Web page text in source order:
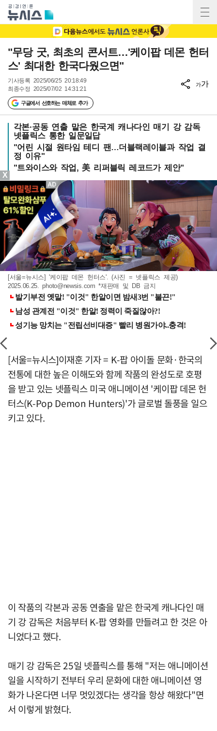
"무당 굿, 최초의 콘서트…'케이팝 데몬 헌터
스' 최대한 한국다웠으면"
기사등록 2025/06/25 20:18:49
최종수정 2025/07/02 14:31:21
구글에서 선호하는 매체로 추가
가가
각본·공동 연출 맡은 한국계 캐나다인 매기 강 감독
넷플릭스 통한 일문일답
"어린 시절 원타임 테디 팬…더블랙레이블과 작업 결
정 이유"
"트와이스와 작업, 美 리퍼블릭 레코드가 제안"
[서울=뉴시스] '케이팝 데몬 헌터스'. (사진 = 넷플릭스 제공)
2025.06.25.photo@newsis.com *재판매 및 DB 금지
[서울=뉴시스]이재훈 기자 = K-팝 아이돌 문화·한국의
전통에 대한 높은 이해도와 함께 작품의 완성도로 호평
을 받고 있는 넷플릭스 미국 애니메이션 '케이팝 데몬 헌
터스(K-Pop Demon Hunters)'가 글로벌 돌풍을 일으
키고 있다.
이 작품의 각본과 공동 연출을 맡은 한국계 캐나다인 매
기 강 감독은 처음부터 K-팝 영화를 만들려고 한 것은 아
니었다고 했다.
매기 강 감독은 25일 넷플릭스를 통해 "저는 애니메이션
일을 시작하기 전부터 우리 문화에 대한 애니메이션 영
화가 나온다면 너무 멋있겠다는 생각을 항상 해왔다"면
서 이렇게 밝혔다.
X